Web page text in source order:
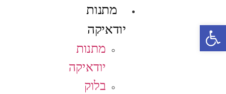
מתנות
יודאיקה
מתנות
יודאיקה
בלוק
פתח סרגל נגישות